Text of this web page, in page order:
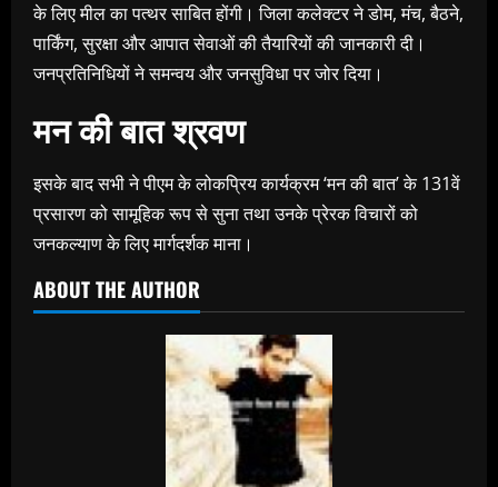
के लिए मील का पत्थर साबित होंगी। जिला कलेक्टर ने डोम, मंच, बैठने,
पार्किंग, सुरक्षा और आपात सेवाओं की तैयारियों की जानकारी दी।
जनप्रतिनिधियों ने समन्वय और जनसुविधा पर जोर दिया।
मन की बात श्रवण
इसके बाद सभी ने पीएम के लोकप्रिय कार्यक्रम ‘मन की बात’ के 131वें
प्रसारण को सामूहिक रूप से सुना तथा उनके प्रेरक विचारों को
जनकल्याण के लिए मार्गदर्शक माना।
ABOUT THE AUTHOR